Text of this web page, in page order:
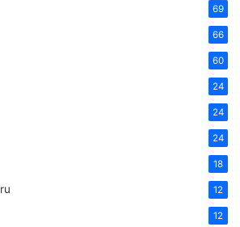
69
66
60
24
24
24
18
12
12